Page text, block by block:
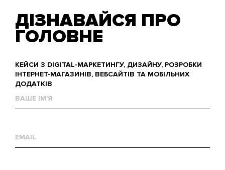
ДІЗНАВАЙСЯ ПРО
ГОЛОВНЕ
КЕЙСИ З DIGITAL-МАРКЕТИНГУ, ДИЗАЙНУ, РОЗРОБКИ
ІНТЕРНЕТ-МАГАЗИНІВ, ВЕБСАЙТІВ ТА МОБІЛЬНИХ
ДОДАТКІВ
им'я
mail